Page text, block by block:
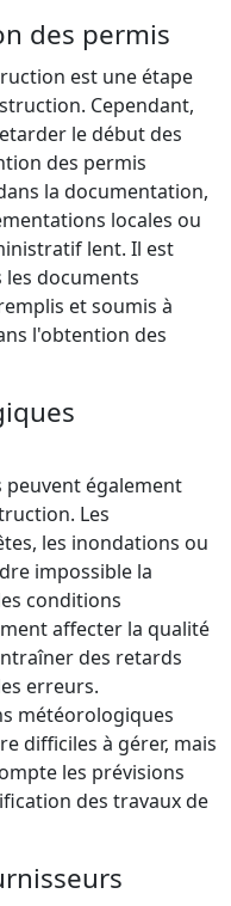
des permis
est une étape
Cependant,
le début des
des permis
la documentation,
locales ou
lent. Il est
documents
et soumis à
l'obtention des
également
Les
les inondations ou
impossible la
conditions
affecter la qualité
des retards
erreurs.
météorologiques
difficiles à gérer, mais
les prévisions
des travaux de